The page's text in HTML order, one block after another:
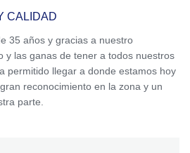
CALIDAD
35 años y gracias a nuestro
y las ganas de tener a todos nuestros
permitido llegar a donde estamos hoy
reconocimiento en la zona y un
parte.